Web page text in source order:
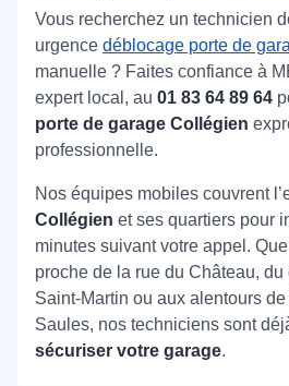
Vous recherchez un technicien
urgence déblocage porte de
manuelle ? Faites confiance à
expert local, au 01 83 64 89 64
porte de garage Collégien
professionnelle.
Nos équipes mobiles couvrent
Collégien et ses quartiers pour
minutes suivant votre appel.
proche de la rue du Château,
Saint-Martin ou aux alentours
Saules, nos techniciens sont
sécuriser votre garage.